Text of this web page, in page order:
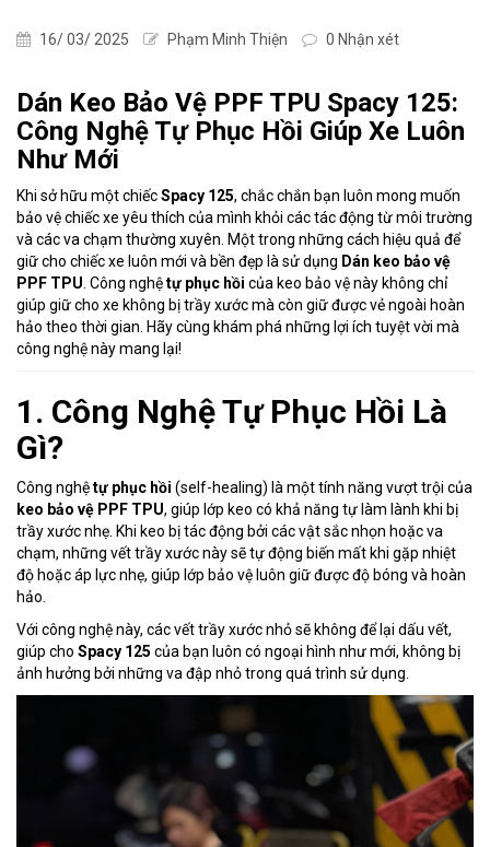
16/ 03/ 2025 Phạm Minh Thiện 0 Nhận xét
Dán Keo Bảo Vệ PPF TPU Spacy 125:
Công Nghệ Tự Phục Hồi Giúp Xe Luôn
Như Mới
Khi sở hữu một chiếcSpacy 125, chắc chắn bạn luôn mong muốn
bảo vệ chiếc xe yêu thích của mình khỏi các tác động từ môi trường
và các va chạm thường xuyên. Một trong những cách hiệu quả để
giữ cho chiếc xe luôn mới và bền đẹp là sử dụng Dán keo bảo vệ
PPF TPU . Công nghệtự phục hồi của keo bảo vệ này không chỉ
giúp giữ cho xe không bị trầy xước mà còn giữ được vẻ ngoài hoàn
hảo theo thời gian. Hãy cùng khám phá những lợi ích tuyệt vời mà
công nghệ này mang lại!
1. Công Nghệ Tự Phục Hồi Là
Gì?
Công nghệtự phục hồi (self-healing) là một tính năng vượt trội của
keo bảo vệ PPF TPU, giúp lớp keo có khả năng tự làm lành khi bị
trầy xước nhẹ. Khi keo bị tác động bởi các vật sắc nhọn hoặc va
chạm, những vết trầy xước này sẽ tự động biến mất khi gặp nhiệt
độ hoặc áp lực nhẹ, giúp lớp bảo vệ luôn giữ được độ bóng và hoàn
hảo.
Với công nghệ này, các vết trầy xước nhỏ sẽ không để lại dấu vết,
giúp cho Spacy 125 của bạn luôn có ngoại hình như mới, không bị
ảnh hưởng bởi những va đập nhỏ trong quá trình sử dụng.